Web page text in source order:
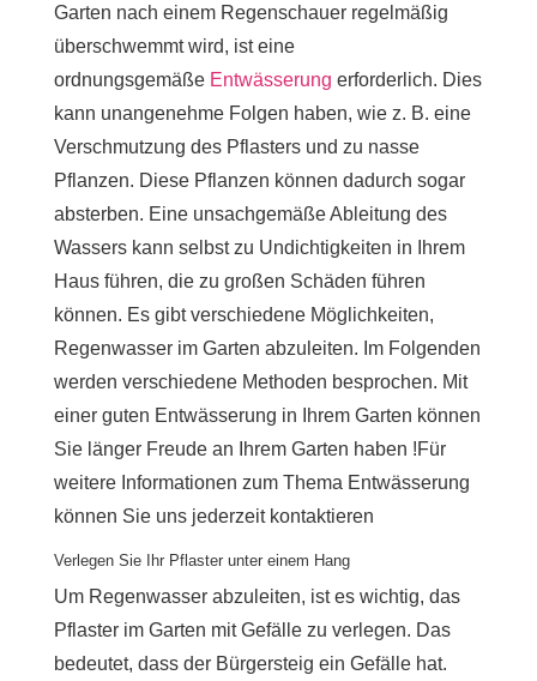
Garten nach einem Regenschauer regelmäßig
überschwemmt wird, ist eine
ordnungsgemäße Entwässerung erforderlich. Dies
kann unangenehme Folgen haben, wie z. B. eine
Verschmutzung des Pflasters und zu nasse
Pflanzen. Diese Pflanzen können dadurch sogar
absterben. Eine unsachgemäße Ableitung des
Wassers kann selbst zu Undichtigkeiten in Ihrem
Haus führen, die zu großen Schäden führen
können. Es gibt verschiedene Möglichkeiten,
Regenwasser im Garten abzuleiten. Im Folgenden
werden verschiedene Methoden besprochen. Mit
einer guten Entwässerung in Ihrem Garten können
Sie länger Freude an Ihrem Garten haben !Für
weitere Informationen zum Thema Entwässerung
können Sie uns jederzeit kontaktieren
Verlegen Sie Ihr Pflaster unter einem Hang
Um Regenwasser abzuleiten, ist es wichtig, das
Pflaster im Garten mit Gefälle zu verlegen. Das
bedeutet, dass der Bürgersteig ein Gefälle hat.